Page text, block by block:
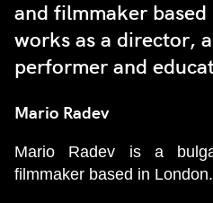
and filmmaker
works as a director,
performer and
Mario Radev
Mario Radev is a
filmmaker based in London.